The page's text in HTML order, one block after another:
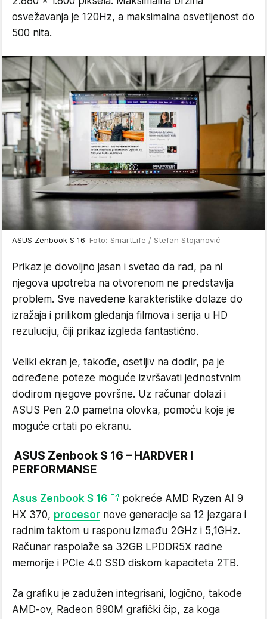
osvežavanja je 120Hz, a maksimalna osvetljenost do
500 nita.
ASUS Zenbook S 16 Foto: SmartLife / Stefan Stojanović
Prikaz je dovoljno jasan i svetao da rad, pa ni
njegova upotreba na otvorenom ne predstavlja
problem. Sve navedene karakteristike dolaze do
izražaja i prilikom gledanja filmova i serija u HD
rezuluciju, čiji prikaz izgleda fantastično.
Veliki ekran je, takođe, osetljiv na dodir, pa je
određene poteze moguće izvršavati jednostvnim
dodirom njegove površne. Uz računar dolazi i
ASUS Pen 2.0 pametna olovka, pomoću koje je
moguće crtati po ekranu.
ASUS Zenbook S 16 – HARDVER I
PERFORMANSE
Asus Zenbook S 16
pokreće AMD Ryzen AI 9
HX 370, procesor nove generacije sa 12 jezgara i
radnim taktom u rasponu između 2GHz i 5,1GHz.
Računar raspolaže sa 32GB LPDDR5X radne
memorije i PCIe 4.0 SSD diskom kapaciteta 2TB.
Za grafiku je zadužen integrisani, logično, takođe
AMD-ov, Radeon 890M grafički čip, za koga